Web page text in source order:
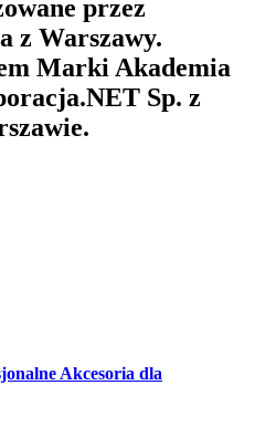
przez
z Warszawy.
Marki Akademia
Sp. z
Akcesoria dla